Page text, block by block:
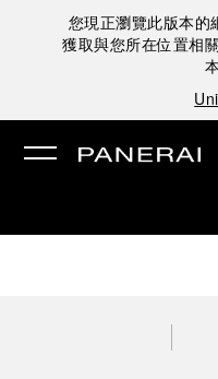
您現正瀏覽此版本的
獲取與您所在位置相